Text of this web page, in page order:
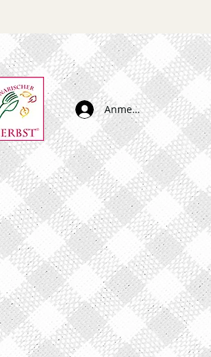
Anmelden